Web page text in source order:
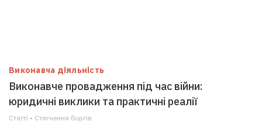
Виконавча діяльність
Виконавче провадження під час війни:
юридичні виклики та практичні реалії
Статті • Стягнення боргiв